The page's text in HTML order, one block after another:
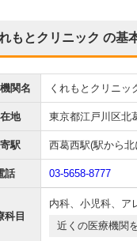
もとクリニック の基
関名 くれもとクリニッ
地 東京都江戸川区北
駅 西葛西駅(駅から北
話 03-5658-8777
科目
内科、 小児科、 ア
近くの医療機関